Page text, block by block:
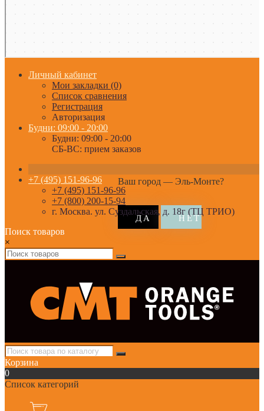
Личный кабинет
Мои закладки (0)
Список сравнения
Регистрация
Авторизация
Будни: 09:00 - 20:00
Будни: 09:00 - 20:00
СБ-ВС: прием заказов
Ваш город — Эль-Монте?
+7 (495) 151-96-96
+7 (495) 151-96-96
+7 (800) 200-15-94
г. Москва. ул. Суздальская, д. 18г (ТЦ ТРИО)
Поиск товаров
×
Корзина
0
Список категорий